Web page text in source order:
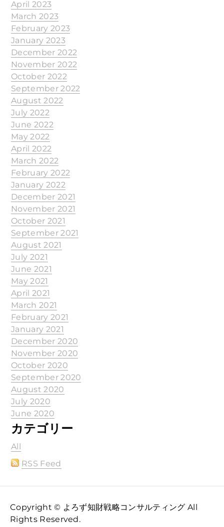
April 2023
March 2023
February 2023
January 2023
December 2022
November 2022
October 2022
September 2022
August 2022
July 2022
June 2022
May 2022
April 2022
March 2022
February 2022
January 2022
December 2021
November 2021
October 2021
September 2021
August 2021
July 2021
June 2021
May 2021
April 2021
March 2021
February 2021
January 2021
December 2020
November 2020
October 2020
September 2020
August 2020
July 2020
June 2020
カテゴリー
All
RSS Feed
Copyright © よろず知財戦略コンサルティング All
Rights Reserved.